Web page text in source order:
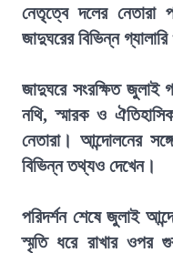
নেতৃত্বে দলের নেতারা
জাদুঘরের বিভিন্ন
জাদুঘরে সংরক্ষিত
নথি, স্মারক ও
নেতারা। আন্দোলনের
বিভিন্ন তথ্যও দেখেন।
পরিদর্শন শেষে জুলাই
স্মৃতি ধরে রাখার ওপর